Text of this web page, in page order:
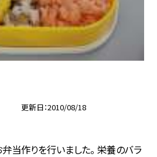
更新日 2010/08/18
当作りを行いました。 栄養のバラ